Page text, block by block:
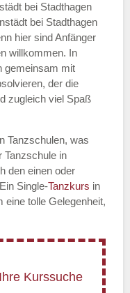
bei Stadthagen
bei Stadthagen
hier sind Anfänger
willkommen. In
gemeinsam mit
der die
zugleich viel Spaß
Tanzschulen, was
Tanzschule in
den einen oder
Single-Tanzkurs in
eine tolle Gelegenheit,